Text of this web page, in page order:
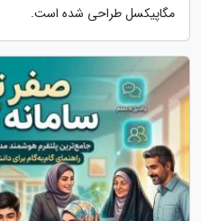
مگاپیکسل طراحی شده است.